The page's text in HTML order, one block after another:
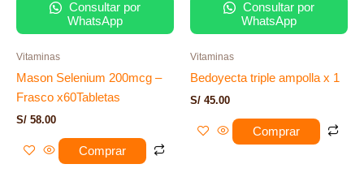
Consultar por
WhatsApp
Vitaminas
Mason Selenium 200mcg –
Frasco x60Tabletas
S/ 58.00
Comprar
Consultar por
WhatsApp
Vitaminas
Bedoyecta triple ampolla x 1
S/ 45.00
Comprar